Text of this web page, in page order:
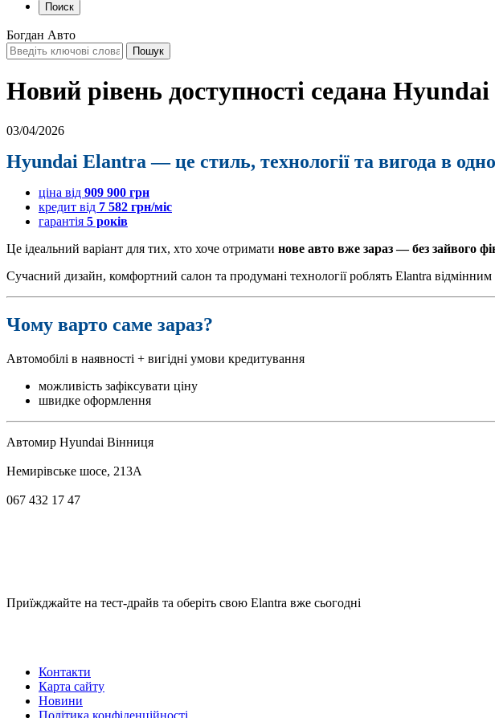
Поиск
Богдан Авто
Новий рівень доступності седана
03/04/2026
H​yundai Elantra — це стиль, технології та вигода в
ціна від 909 900 грн
кредит від 7 582 грн/міс
гарантія 5 років
Це ідеальний варіант для тих, хто хоче отримати нове авто вже зараз — без зайвого
Сучасний дизайн, комфортний салон та продумані технології роблять Elantra
Чому варто саме зараз?
Автомобілі в наявності + вигідні умови кредитування
можливість зафіксувати ціну
швидке оформлення
Автомир Hyundai Вінниця
Немирівське шосе, 213А
067 432 17 47
Приїжджайте на тест-драйв та оберіть свою Elantra вже сьогодні
Контакти
Карта сайту
Новини
Політика конфіденційності